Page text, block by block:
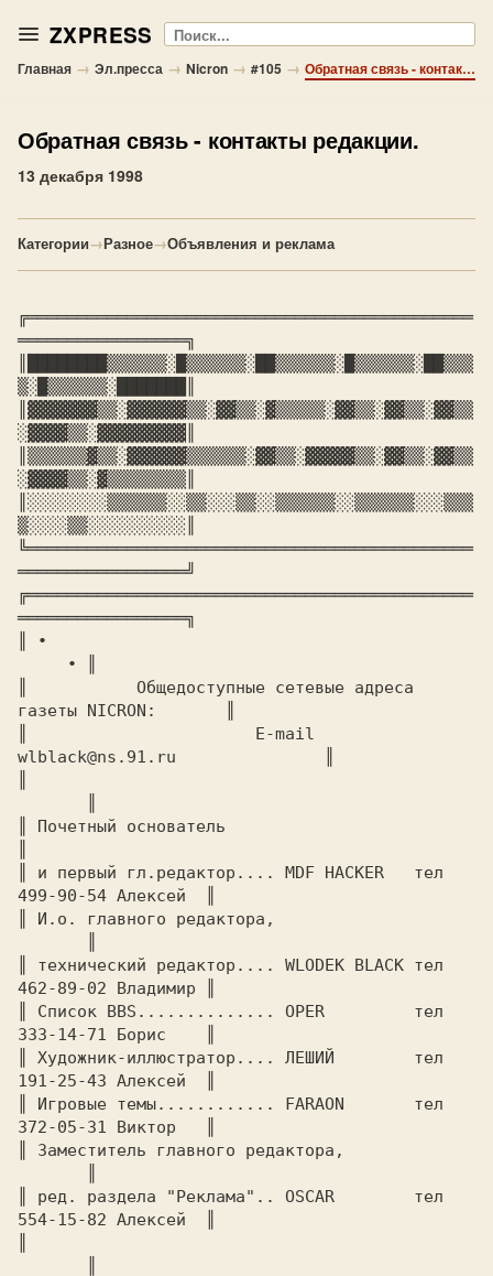
ZXPRESS Поиск
Главная → Эл.пресса → Nicron → #105 → Обратная связь - контакты редакции.
Обратная связь- контакты редакции.
13 декабря 1998
Категории→Разное→Объявления и реклама
╔═════════════════════════════════════════════
║████████▒▒▒▒▒▒░█▒▒▒▒▒▒░██▒▒▒▒▒▒░█▒▒▒▒▒▒░██▒▒▒
║▓▓▓▓▓▓▓▒▒░▓▓▓▓▓▓▒▒░▓▓▒▒░▓▒▒▒▒▒░▓▓▒▒░▓▓▒▒░▓▓▒▒
░▓▓▓▓▒▒░▓▓▓▓▓▓▓▓▓║
║▒▒▒▒▒▒▓▒▒░▓▓▓▓▓▓▒▒▒▒▒▒░▓▓▒▒░▓▓▓▓▓▒▒░▓▓▒▒░▓▓▒▒
║░░░░░░░░▒▒▒▒▒▒░░▒▒░░░▒▒░░▒▒▒▒▒▒░░▒▒▒▒▒▒░░░▒▒▒
▒░░░░▒▒░░░░░░░░░░║
╚═════════════════════════════════════════════
╔═════════════════════════════════════════════
═════════════════╗
║ ∙
     ∙ ║
газеты NICRON:       ║
wlblack@ns.91.ru	       ║
║ Почетный основатель
║ и первый гл.редактор....
MDF HACKER тел
499-90-54 Алексей  ║
║ И.о. главного редактора,
║ технический редактор....
WLODEK BLACK тел
462-89-02 Владимир ║
║ Список BBS..............
OPER тел
333-14-71 Борис    ║
║ Художник-иллюстратор....
ЛЕШИЙ тел
191-25-43 Алексей  ║
║ Игровые темы............
FARAON тел
372-05-31 Виктор   ║
║ Заместитель главного редактора,
║ ред. раздела "Реклама"..
OSCAR тел
554-15-82 Алексей  ║